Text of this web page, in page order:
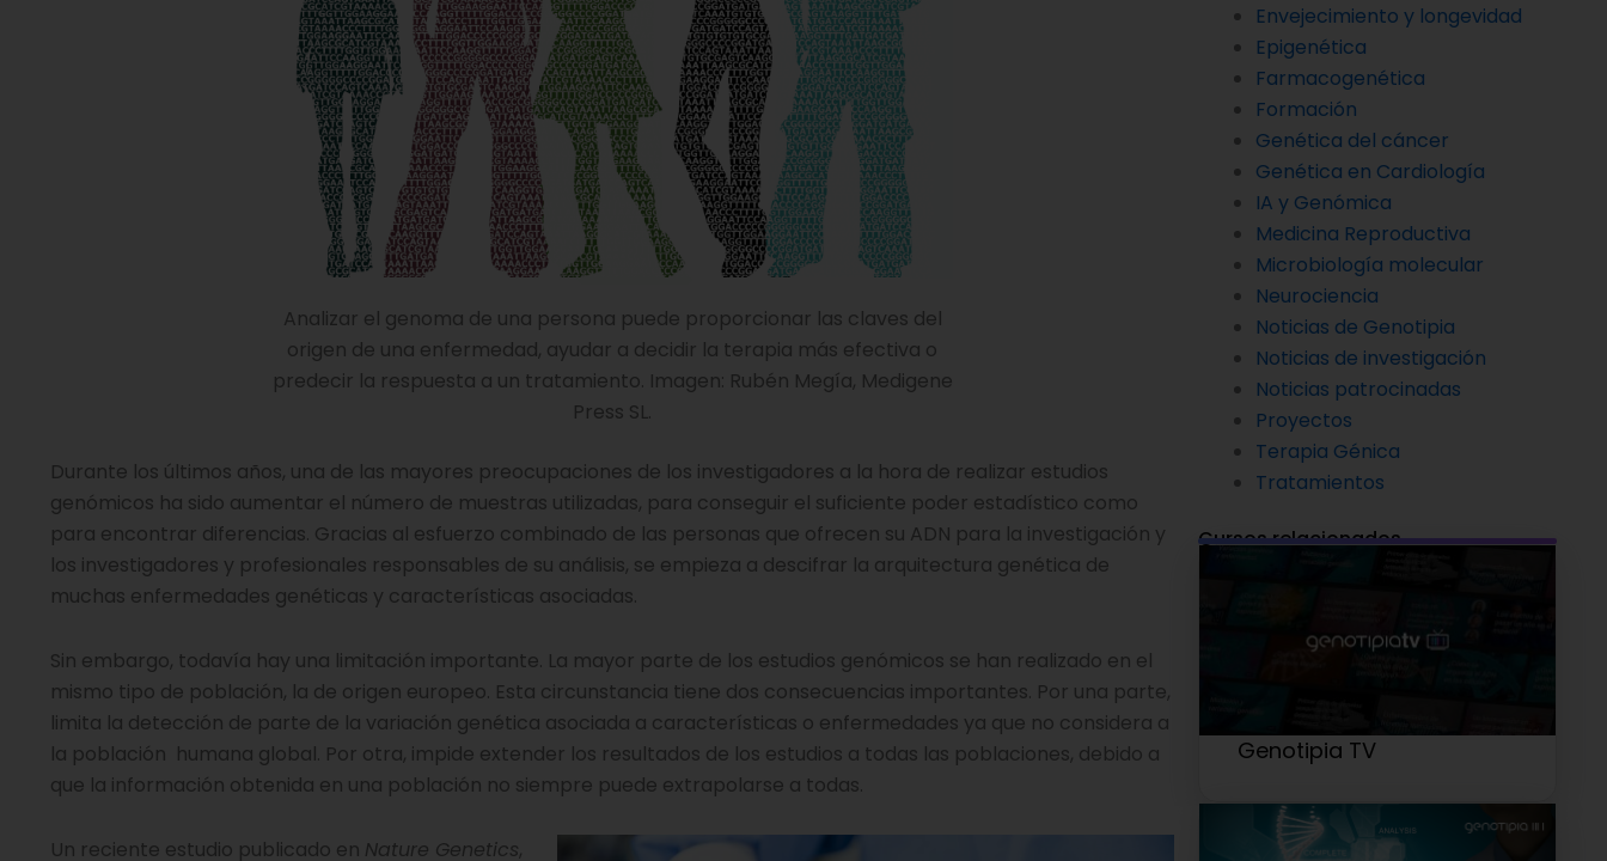
Analizar el genoma de una persona puede proporcionar las claves del
origen de una enfermedad, ayudar a decidir la terapia más efectiva o
predecir la respuesta a un tratamiento. Imagen: Rubén Megía, Medigene
Press SL.
Durante los últimos años, una de las mayores preocupaciones de los investigadores a la hora de realizar estudios
genómicos ha sido aumentar el número de muestras utilizadas, para conseguir el suficiente poder estadístico como
para encontrar diferencias. Gracias al esfuerzo combinado de las personas que ofrecen su ADN para la investigación y
los investigadores y profesionales responsables de su análisis, se empieza a descifrar la arquitectura genética de
muchas enfermedades genéticas y características asociadas.
Sin embargo, todavía hay una limitación importante. La mayor parte de los estudios genómicos se han realizado en el
mismo tipo de población, la de origen europeo. Esta circunstancia tiene dos consecuencias importantes. Por una parte,
limita la detección de parte de la variación genética asociada a características o enfermedades ya que no considera a
la población humana global. Por otra, impide extender los resultados de los estudios a todas las poblaciones, debido a
que la información obtenida en una población no siempre puede extrapolarse a todas.
Un reciente estudio publicado en Nature Genetics,
Envejecimiento y longevidad
Epigenética
Farmacogenética
Formación
Genética del cáncer
Genética en Cardiología
IA y Genómica
Medicina Reproductiva
Microbiología molecular
Neurociencia
Noticias de Genotipia
Noticias de investigación
Noticias patrocinadas
Proyectos
Terapia Génica
Tratamientos
Cursos relacionados
Genotipia TV